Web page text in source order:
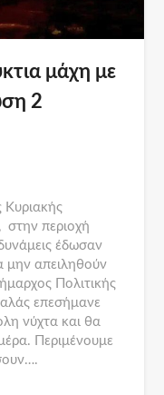
μάχη με
2
Κυριακής
περιοχή
έδωσαν
μην απειληθούν
Πολιτικής
επεσήμανε
νύχτα και θα
Περιμένουμε